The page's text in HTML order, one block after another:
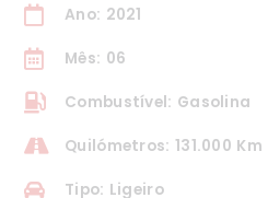
Ano: 2021
Mês: 06
Combustível: Gasolina
Quilómetros: 131.000 Km
Tipo: Ligeiro